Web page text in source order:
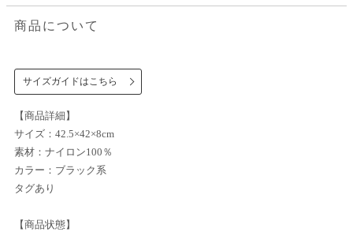
商品について
サイズガイドはこちら
【商品詳細】
サイズ：42.5×42×8cm
素材：ナイロン100％
カラー：ブラック系
タグあり
【商品状態】